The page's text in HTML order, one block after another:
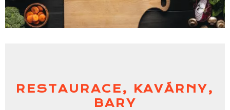
RESTAURACE, KAVÁRNY,
BARY